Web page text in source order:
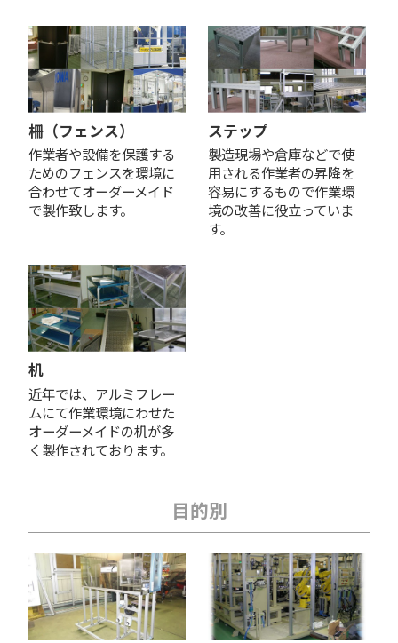
柵（フェンス）
作業者や設備を保護する
ためのフェンスを環境に
合わせてオーダーメイド
で製作致します。
ステップ
製造現場や倉庫などで使
用される作業者の昇降を
容易にするもので作業環
境の改善に役立っていま
す。
机
近年では、アルミフレー
ムにて作業環境にわせた
オーダーメイドの机が多
く製作されております。
目的別